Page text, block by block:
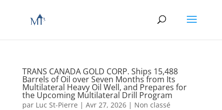
TRANS CANADA GOLD CORP. Ships 15,488
Barrels of Oil over Seven Months from Its
Multilateral Heavy Oil Well, and Prepares for
the Upcoming Multilateral Drill Program
par Luc St-Pierre | Avr 27, 2026| Non classé